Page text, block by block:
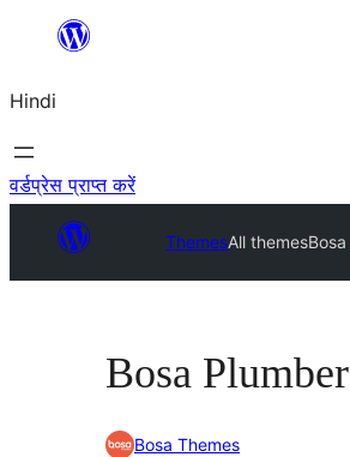
सामग्री
जाएं
Hindi
वर्डप्रेस प्राप्त करें
ThemesAll themes
Bosa Plumber
Bosa Themes